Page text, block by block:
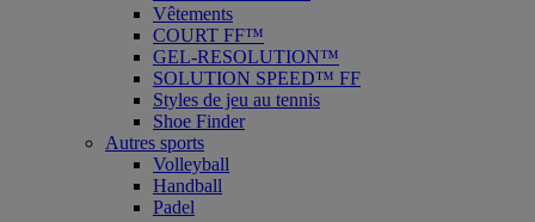
Vêtements
COURT FF™
GEL-RESOLUTION™
SOLUTION SPEED™ FF
Styles de jeu au tennis
Shoe Finder
Autres sports
Volleyball
Handball
Padel